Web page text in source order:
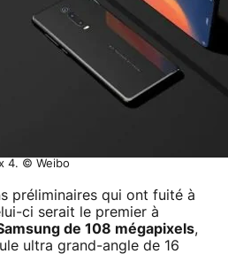
4. © Weibo
préliminaires qui ont fuité à
ci serait le premier à
de 108 mégapixels,
ultra grand-angle de 16